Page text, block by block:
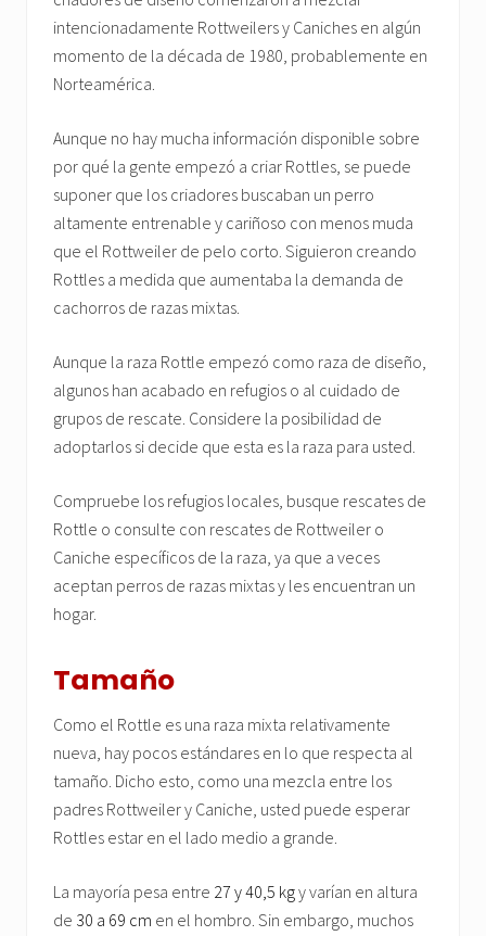
intencionadamente Rottweilers y Caniches en algún
momento de la década de 1980, probablemente en
Norteamérica.
Aunque no hay mucha información disponible sobre
por qué la gente empezó a criar Rottles, se puede
suponer que los criadores buscaban un perro
altamente entrenable y cariñoso con menos muda
que el Rottweiler de pelo corto. Siguieron creando
Rottles a medida que aumentaba la demanda de
cachorros de razas mixtas.
Aunque la raza Rottle empezó como raza de diseño,
algunos han acabado en refugios o al cuidado de
grupos de rescate. Considere la posibilidad de
adoptarlos si decide que esta es la raza para usted.
Compruebe los refugios locales, busque rescates de
Rottle o consulte con rescates de Rottweiler o
Caniche específicos de la raza, ya que a veces
aceptan perros de razas mixtas y les encuentran un
hogar.
Tamaño
Como el Rottle es una raza mixta relativamente
nueva, hay pocos estándares en lo que respecta al
tamaño. Dicho esto, como una mezcla entre los
padres Rottweiler y Caniche, usted puede esperar
Rottles estar en el lado medio a grande.
La mayoría pesa entre 27 y 40,5 kgy varían en altura
de 30 a 69 cm en el hombro. Sin embargo, muchos